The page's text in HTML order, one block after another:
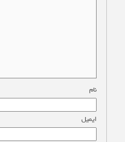
نام
ایمیل